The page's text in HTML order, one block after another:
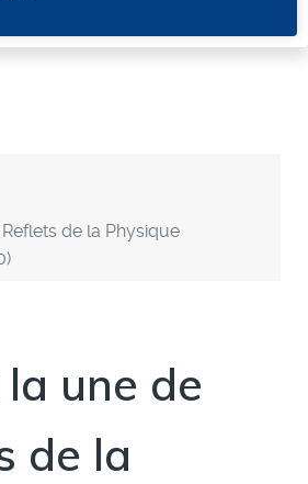
de la Physique
une de
de la